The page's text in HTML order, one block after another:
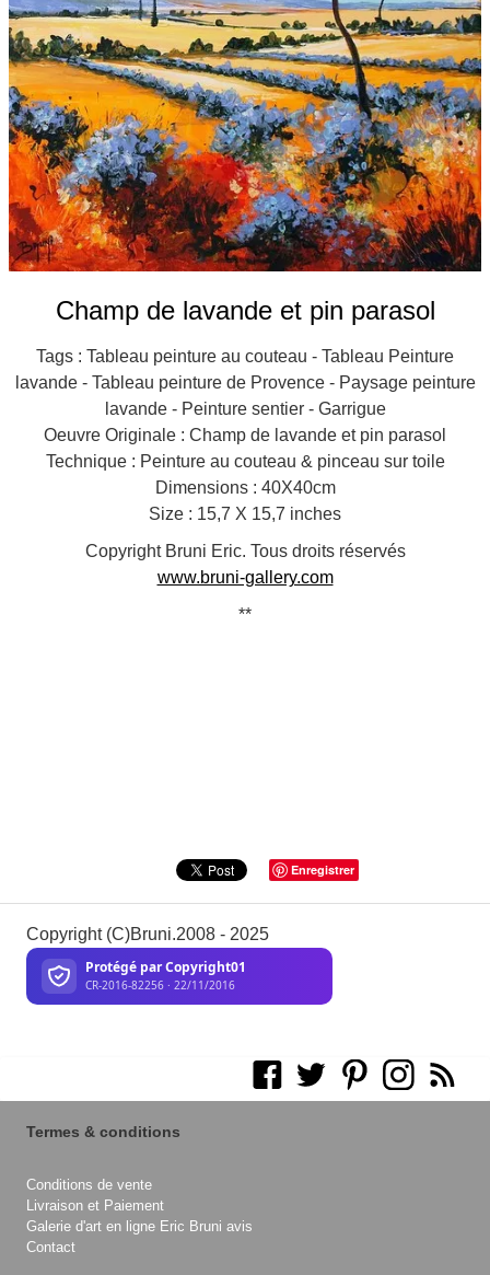
Newsletter
BLOG
Français
Champ de lavande et pin parasol
Tags : Tableau peinture au couteau - Tableau Peinture
lavande - Tableau peinture de Provence - Paysage peinture
lavande - Peinture sentier - Garrigue
Oeuvre Originale : Champ de lavande et pin parasol
Technique : Peinture au couteau & pinceau sur toile
Dimensions : 40X40cm
Size : 15,7 X 15,7 inches
Copyright Bruni Eric. Tous droits réservés
www.bruni-gallery.com
**
Enregistrer
Copyright (C)Bruni.2008 - 2025
Termes & conditions
Conditions de vente
Livraison et Paiement
Galerie d'art en ligne Eric Bruni avis
Contact